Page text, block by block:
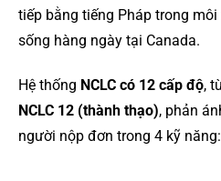
tiếp bằng tiếng Pháp trong
sống hàng ngày tại Canada.
Hệ thống NCLC có 12 cấp độ,
NCLC 12 (thành thạo), phản
người nộp đơn trong 4 kỹ năng: